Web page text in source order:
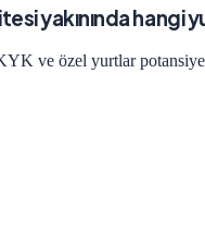
yakınında hangi
ve özel yurtlar